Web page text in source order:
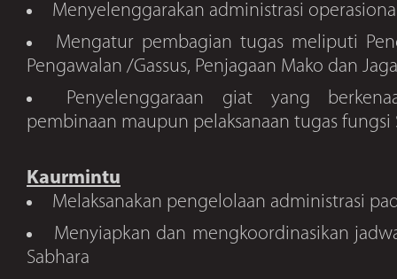
Menyelenggarakan administrasi
Mengatur pembagian tugas meliputi
Pengawalan /Gassus, Penjagaan Mako dan
Penyelenggaraan giat yang
pembinaan maupun pelaksanaan tugas fungsi
Kaurmintu
Melaksanakan pengelolaan administrasi
Menyiapkan dan mengkoordinasikan
Sabhara